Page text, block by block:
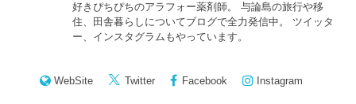
好きぴちぴちのアラフォー薬剤師。 与論島の旅行や移
住、田舎暮らしについてブログで全力発信中。 ツイッタ
ー、インスタグラムもやっています。
WebSite Twitter Facebook Instagram